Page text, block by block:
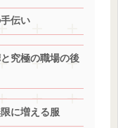
伝い
究極の職場の後
に増える服